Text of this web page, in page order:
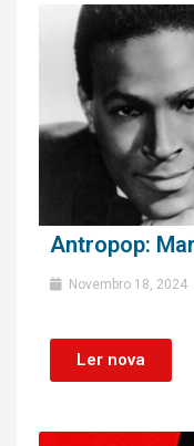
Antropop:
Novembro 18, 2024
Ler nova